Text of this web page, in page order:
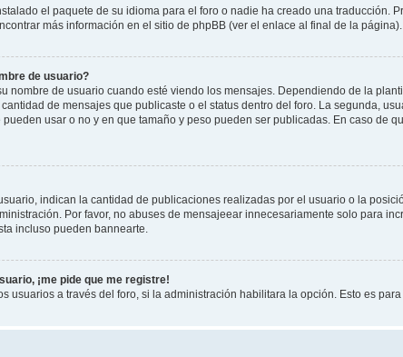
el paquete de su idioma para el foro o nadie ha creado una
más información en el sitio de phpBB (ver el enlace al final de la página).
de usuario?
nombre de usuario cuando esté viendo los mensajes. Dependiendo de la
de mensajes que publicaste o el status dentro del foro. La segunda,
usar o no y en que tamaño y peso pueden ser publicadas. En caso de
indican la cantidad de publicaciones realizadas por el usuario o la
Por favor, no abuses de mensajeear innecesariamente solo para
incluso pueden bannearte.
¡me pide que me registre!
usuarios a través del foro, si la administración habilitara la opción. Esto es